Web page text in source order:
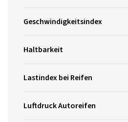
Geschwindigkeitsindex
Haltbarkeit
Lastindex bei Reifen
Luftdruck Autoreifen